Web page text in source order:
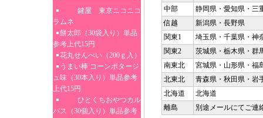
鍵屋 東京ニコニコ
ラムネ
餅太郎（30袋入り）単品
参考上代15円
花丸せんべい（200ｇ入）
うまい棒 コーンポタージ
ュ味（30本入り）単品参考
上代15円
ひとくちおやつカル
パス（30個入り）単品参考
中部
静岡県・愛知県・三
信越
新潟県・長野県
関東1
埼玉県・千葉県・神
関東2
茨城県・栃木県・群
南東北
宮城県・山形県・福
北東北
青森県・秋田県・岩
北海道
北海道
離島
別途メールにてご連